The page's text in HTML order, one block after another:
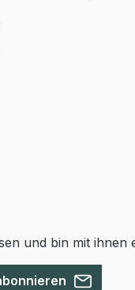
und bin mit ihnen